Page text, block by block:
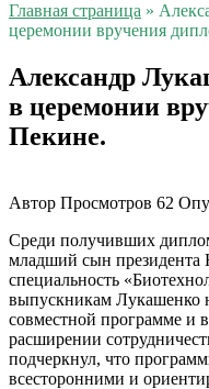
Главная страница »
церемонии вручения
Александр
в церемонии
Пекине.
Автор Просмотров 62
Среди получивших
младший сын
специальность
выпускникам Лукашенко
совместной программе и
расширении
подчеркнул, что
всесторонними и